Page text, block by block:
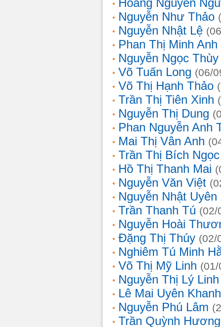
Hoàng Nguyễn
Nguyễn Như Thảo
Nguyễn Nhật Lệ
Phan Thị Minh Anh
Nguyễn Ngọc
Võ Tuấn Long (06/
Võ Thị Hạnh Thảo
Trần Thị Tiên Xinh
Nguyễn Thị Dung
Phan Nguyễn Anh
Mai Thị Vân Anh
Trần Thị Bích Ngọc
Hồ Thị Thanh Mai
Nguyễn Văn Việt
Nguyễn Nhật Uyên
Trần Thanh Tú (02/
Nguyễn Hoài
Đặng Thị Thúy (02/
Nghiêm Tú Minh
Võ Thị Mỹ Linh
Nguyễn Thị Lý Linh
Lê Mai Uyên Khanh
Nguyễn Phú Lâm
Trần Quỳnh Hương